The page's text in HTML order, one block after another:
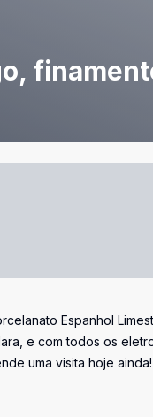
Espanhol
e com todos os
uma visita hoje ainda!